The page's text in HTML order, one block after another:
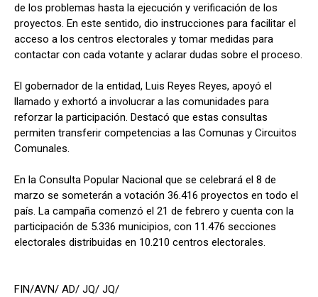
de los problemas hasta la ejecución y verificación de los
proyectos. En este sentido, dio instrucciones para facilitar el
acceso a los centros electorales y tomar medidas para
contactar con cada votante y aclarar dudas sobre el proceso.
El gobernador de la entidad, Luis Reyes Reyes, apoyó el
llamado y exhortó a involucrar a las comunidades para
reforzar la participación. Destacó que estas consultas
permiten transferir competencias a las Comunas y Circuitos
Comunales.
En la Consulta Popular Nacional que se celebrará el 8 de
marzo se someterán a votación 36.416 proyectos en todo el
país. La campaña comenzó el 21 de febrero y cuenta con la
participación de 5.336 municipios, con 11.476 secciones
electorales distribuidas en 10.210 centros electorales.
FIN/AVN/ AD/ JQ/ JQ/